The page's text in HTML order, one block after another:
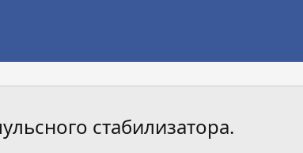
стабилизатора.